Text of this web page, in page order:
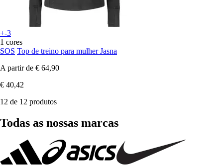
+-3
1 cores
SOS Top de treino para mulher Jasna
A partir de € 64,90
€ 40,42
12 de 12 produtos
Todas as nossas marcas